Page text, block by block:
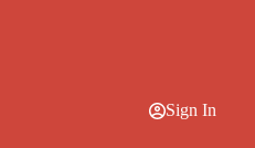
Sign In